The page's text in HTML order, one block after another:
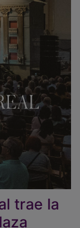
trae la